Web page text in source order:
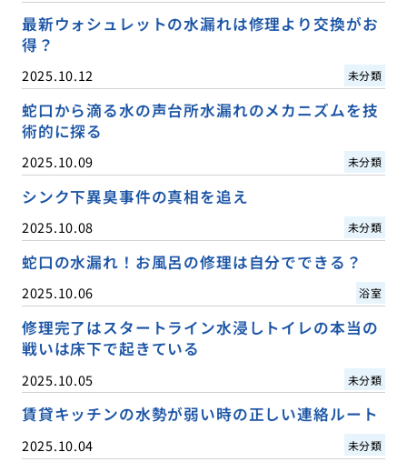
最新ウォシュレットの水漏れは修理より交換がお
得？
2025.10.12 未分類
蛇口から滴る水の声台所水漏れのメカニズムを技
術的に探る
2025.10.09 未分類
シンク下異臭事件の真相を追え
2025.10.08 未分類
蛇口の水漏れ！お風呂の修理は自分でできる？
2025.10.06 浴室
修理完了はスタートライン水浸しトイレの本当の
戦いは床下で起きている
2025.10.05 未分類
賃貸キッチンの水勢が弱い時の正しい連絡ルート
2025.10.04 未分類